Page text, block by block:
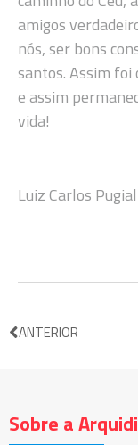
amigos
nós, ser bons
santos. Assim foi
e assim
vida!
Luiz Carlos
ANTERIOR
Sobre a